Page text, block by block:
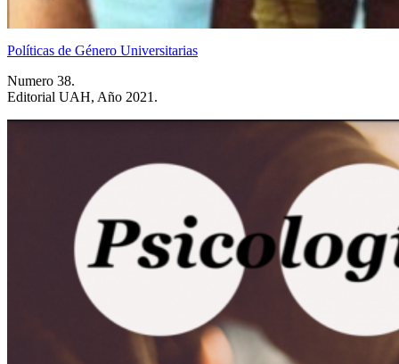
Políticas de Género Universitarias
Numero 38.
Editorial UAH, Año 2021.